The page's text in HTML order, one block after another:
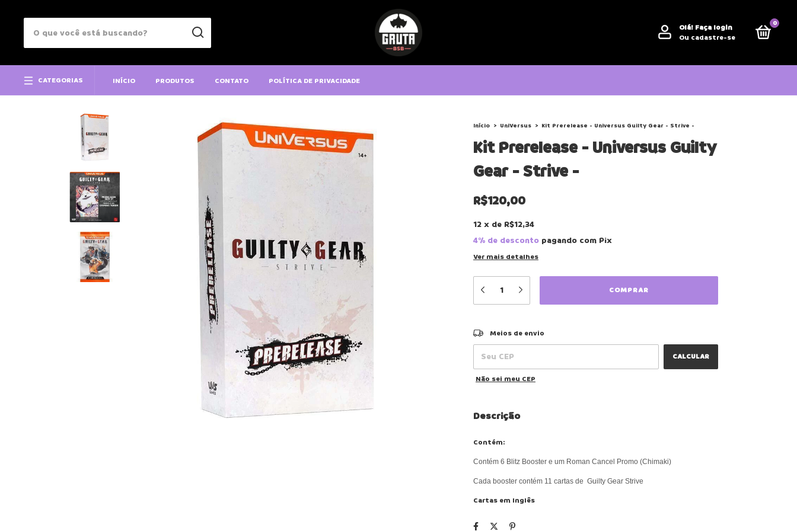
Olá! Faça login
Ou cadastre-se
0
CATEGORIAS INÍCIO PRODUTOS CONTATO POLÍTICA DE PRIVACIDADE
Início > UniVersus > Kit Prerelease - Universus Guilty Gear - Strive -
Kit Prerelease - Universus Guilty
Gear - Strive -
R$120,00
12 x de R$12,34
4% de desconto pagando com Pix
Ver mais detalhes
Entregas para o CEP:
Meios de envio
CALCULAR
Não sei meu CEP
Descrição
Contém:
Contém 6 Blitz Booster e um Roman Cancel Promo (Chimaki)
Cada booster contém 11 cartas de Guilty Gear Strive
Cartas em Inglês